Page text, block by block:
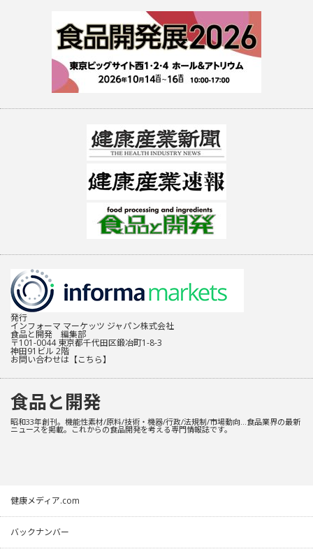
発行
インフォーマ マーケッツ ジャパン株式会社
食品と開発 編集部
〒101-0044 東京都千代田区鍛冶町1-8-3
神田91ビル 2階
お問い合わせは 【こちら】
食品と開発
昭和33年創刊。機能性素材/原料/技術・機器/行政/法規制/市場動向…食品業界の最新
ニュースを掲載。これからの食品開発を考える専門情報誌です。
健康メディア.com
バックナンバー